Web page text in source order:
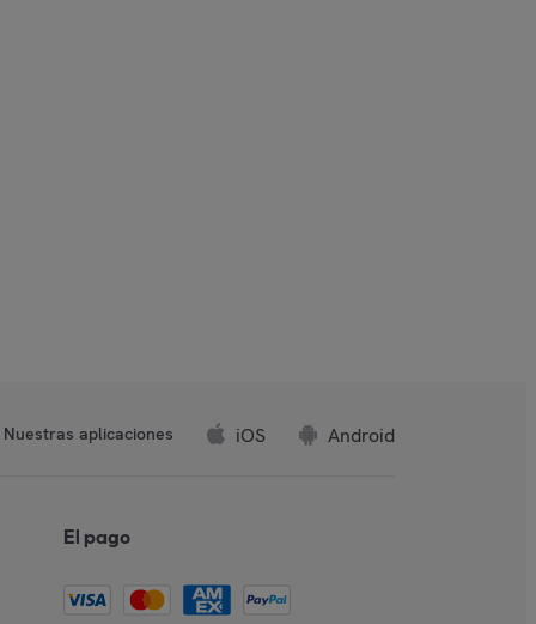
Nuestras aplicaciones iOS Android
El pago